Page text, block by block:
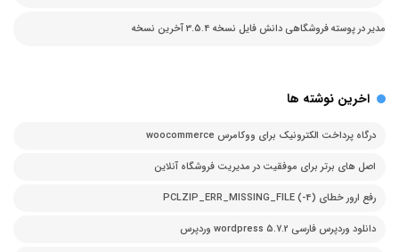
مدیردرپوسته فروشگاهی دانش فایل نسخه 3.5.4 آخرین نسخه
اخرین نوشته ها
درگاه پرداخت الکترونیک برای ووکامرس woocommerce
اصل های برتر برای موفقیت در مدیریت فروشگاه آنلاین
رفع ارور خطای PCLZIP_ERR_MISSING_FILE (-4)
دانلود وردپرس فارسی 5.7.2 wordpress وردپرس